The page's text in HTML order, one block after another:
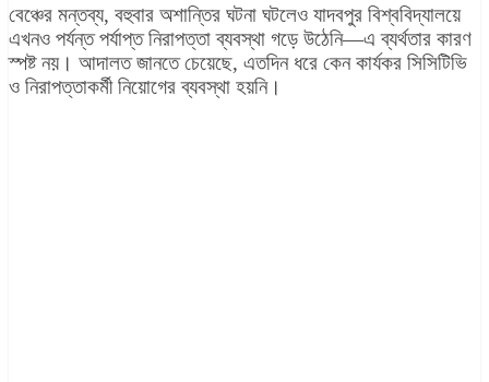
বেঞ্চের মন্তব্য, বহুবার অশান্তির ঘটনা ঘটলেও যাদবপুর বিশ্ববিদ্যালয়ে
এখনও পর্যন্ত পর্যাপ্ত নিরাপত্তা ব্যবস্থা গড়ে উঠেনি—এ ব্যর্থতার কারণ
স্পষ্ট নয়। আদালত জানতে চেয়েছে, এতদিন ধরে কেন কার্যকর সিসিটিভি
ও নিরাপত্তাকর্মী নিয়োগের ব্যবস্থা হয়নি।